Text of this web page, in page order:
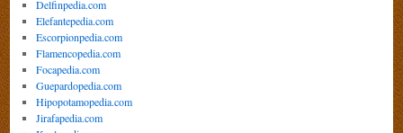
Delfinpedia.com
Elefantepedia.com
Escorpionpedia.com
Flamencopedia.com
Focapedia.com
Guepardopedia.com
Hipopotamopedia.com
Jirafapedia.com